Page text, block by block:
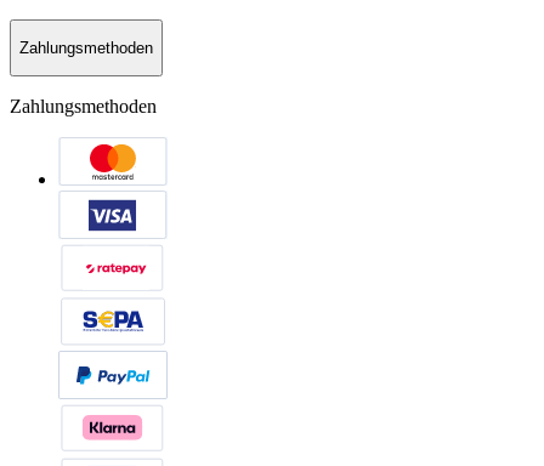
Zahlungsmethoden
Zahlungsmethoden